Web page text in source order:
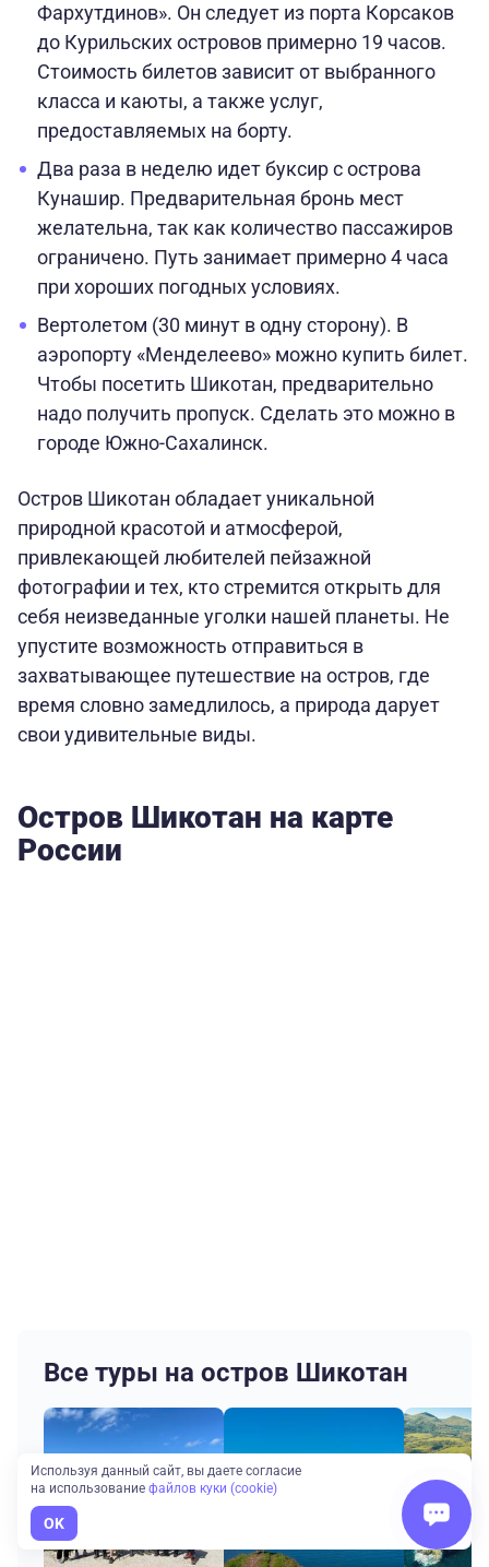
Фархутдинов». Он следует из порта Корсаков
до Курильских островов примерно 19 часов.
Стоимость билетов зависит от выбранного
класса и каюты, а также услуг,
предоставляемых на борту.
Два раза в неделю идет буксир с острова
Кунашир. Предварительная бронь мест
желательна, так как количество пассажиров
ограничено. Путь занимает примерно 4 часа
при хороших погодных условиях.
Вертолетом (30 минут в одну сторону). В
аэропорту «Менделеево» можно купить билет.
Чтобы посетить Шикотан, предварительно
надо получить пропуск. Сделать это можно в
городе Южно-Сахалинск.
Остров Шикотан обладает уникальной
природной красотой и атмосферой,
привлекающей любителей пейзажной
фотографии и тех, кто стремится открыть для
себя неизведанные уголки нашей планеты. Не
упустите возможность отправиться в
захватывающее путешествие на остров, где
время словно замедлилось, а природа дарует
свои удивительные виды.
Остров Шикотан на карте
России
Все туры на остров Шикотан
Используя данный сайт, вы даете согласие
на использование файлов куки (cookie)
OK